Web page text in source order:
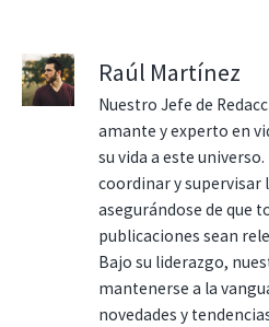
Raúl Martínez
Nuestro Jefe de
amante y experto en
su vida a este
coordinar y supervisar
asegurándose de que
publicaciones sean
Bajo su liderazgo,
mantenerse a la
novedades y